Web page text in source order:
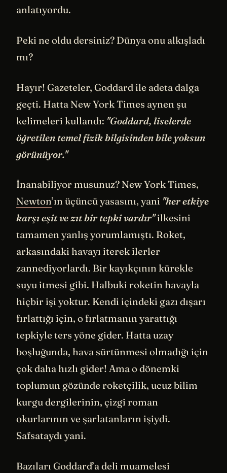
anlatıyordu.
Peki ne oldu dersiniz? Dünya onu alkışladı
mı?
Hayır! Gazeteler, Goddard ile adeta dalga
geçti. Hatta New York Times aynen şu
kelimeleri kullandı: "Goddard, liselerde
öğretilen temel fizik bilgisinden bile yoksun
görünüyor."
İnanabiliyor musunuz? New York Times,
Newton’ın üçüncü yasasını, yani "her etkiye
karşı eşit ve zıt bir tepki vardır"ilkesini
tamamen yanlış yorumlamıştı. Roket,
arkasındaki havayı iterek ilerler
zannediyorlardı. Bir kayıkçının kürekle
suyu itmesi gibi. Halbuki roketin havayla
hiçbir işi yoktur. Kendi içindeki gazı dışarı
fırlattığı için, o fırlatmanın yarattığı
tepkiyle ters yöne gider. Hatta uzay
boşluğunda, hava sürtünmesi olmadığı için
çok daha hızlı gider! Ama o dönemki
toplumun gözünde roketçilik, ucuz bilim
kurgu dergilerinin, çizgi roman
okurlarının ve şarlatanların işiydi.
Safsataydı yani.
Bazıları Goddard’a deli muamelesi